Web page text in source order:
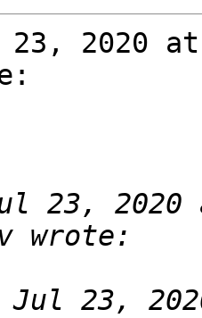
2020 at
23, 2020
Jul 23,